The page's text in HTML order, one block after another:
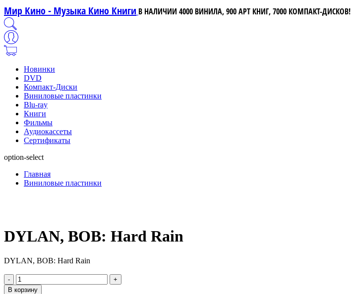
Мир Кино - Музыка Кино Книги В НАЛИЧИИ 4000 ВИНИЛА, 900 АРТ КНИГ, 7000 КОМПАКТ-ДИСКОВ!
Новинки
DVD
Компакт-Диски
Виниловые пластинки
Blu-ray
Книги
Фильмы
Аудиокассеты
Сертификаты
option-select
Главная
Виниловые пластинки
DYLAN, BOB: Hard Rain
DYLAN, BOB: Hard Rain
-
+
В корзину